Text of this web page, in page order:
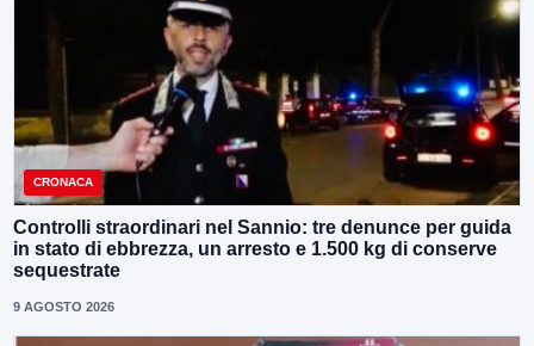
CRONACA
Controlli straordinari nel Sannio: tre denunce per guida
in stato di ebbrezza, un arresto e 1.500 kg di conserve
sequestrate
9 AGOSTO 2026